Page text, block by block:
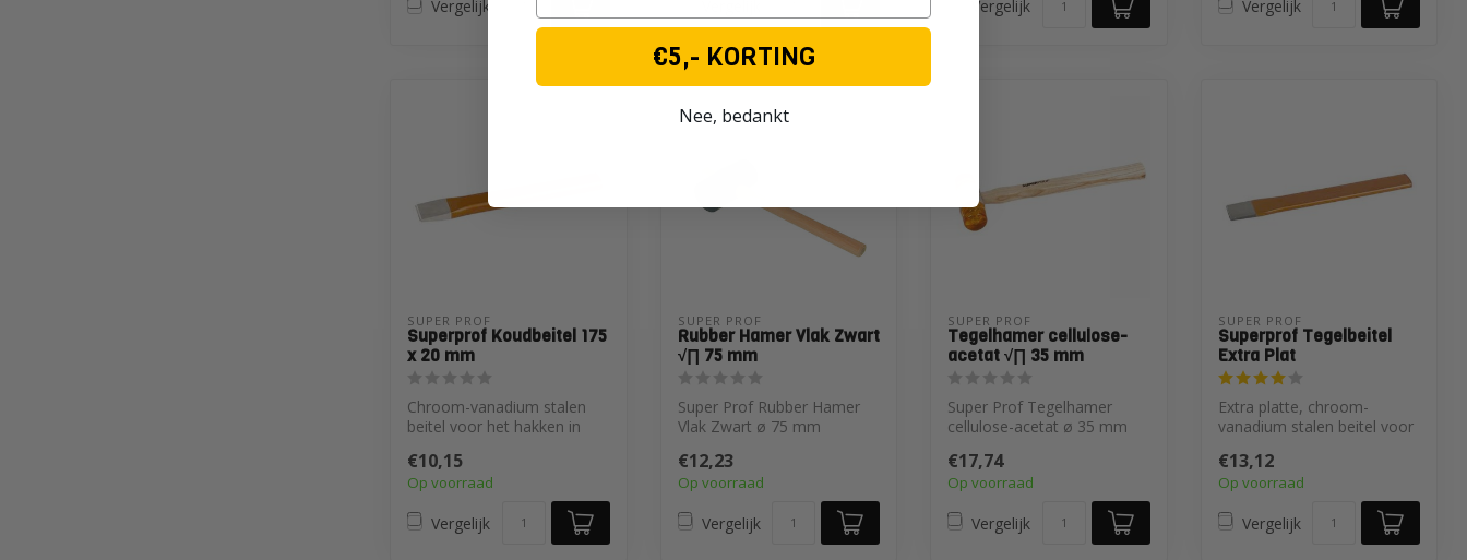
Vergelijk Vergelijk Vergelijk
SUPER PROF
Superprof Koudbeitel 175
x 20 mm
Chroom-vanadium stalen
beitel voor het hakken in
sloopwe...
€10,15
Op voorraad
Vergelijk
SUPER PROF
Rubber Hamer Vlak Zwart
√∏ 75 mm
Super Prof Rubber Hamer
Vlak Zwart ø 75 mm
€12,23
Op voorraad
Vergelijk
SUPER PROF
Tegelhamer cellulose-
acetat √∏ 35 mm
Super Prof Tegelhamer
cellulose-acetat ø 35 mm
€17,74
Op voorraad
Vergelijk
SUPER PROF
Superprof Tegelbeitel
Extra Plat
Extra platte, chroom-
vanadium stalen beitel voor
van w...
€13,12
Op voorraad
Vergelijk
€5,- KORTING
Nee, bedankt